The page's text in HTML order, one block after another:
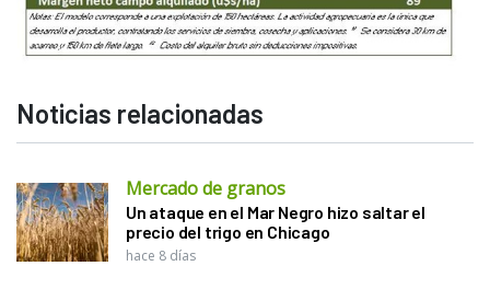
Noticias relacionadas
Mercado de granos
Un ataque en el Mar Negro hizo saltar el
precio del trigo en Chicago
hace 8 días